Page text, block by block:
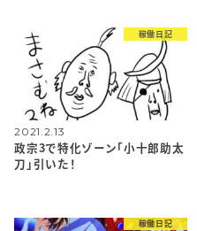
稼働日記
2021.2.13
政宗3で特化ゾーン「小十郎助太
刀」引いた！
稼働日記